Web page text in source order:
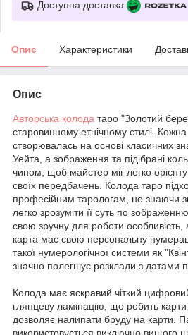
Доступна доставка
Опис Характеристики
Опис
Авторська колода таро "Золотий
старовинному етнічному стилі.
створювалась на основі класичних
Уейта, а зображення та підібрані
чином, щоб майстер міг легко
своїх передбачень. Колода таро
професійним тарологам, не знаючи
легко зрозуміти її суть по
свою зручну для роботи
карта має свою персональну
такої нумерологічної системи як
значно полегшує розклади з датами
Колода має яскравий чіткий
глянцеву ламінацію, що робить карти
дозволяє налипати бруду на карти.
використовується виключно вищого